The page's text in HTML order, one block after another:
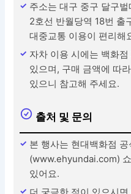
주소는 대구 중구 달구
2호선 반월당역 18번 출
대중교통 이용이 편리해
자차 이용 시에는 백화
있으며, 구매 금액에 따
있으니 참고해 주세요.
출처 및 문의
본 행사는 현대백화점 공
(www.ehyundai.com)
있어요.
더 궁금한 점이 있으시